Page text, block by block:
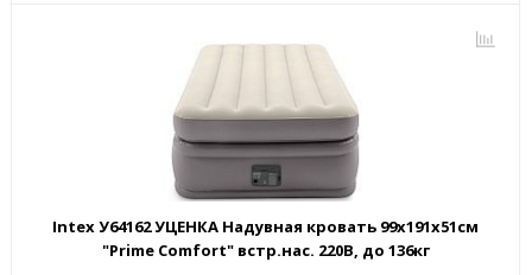
Intex У64162 УЦЕНКА Надувная кровать 99х191х51см
"Prime Comfort" встр.нас. 220В, до 136кг